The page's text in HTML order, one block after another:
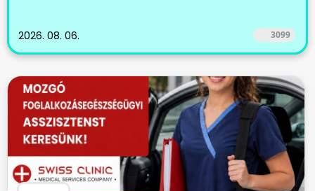
2026. 08. 06. 3099